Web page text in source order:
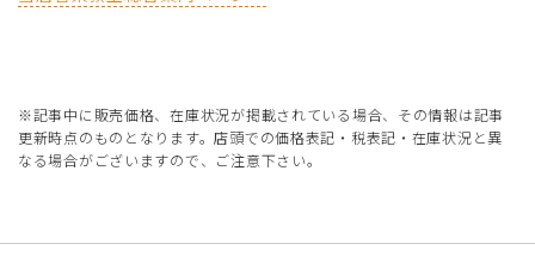
※記事中に販売価格、在庫状況が掲載されている場合、その情報は記事
更新時点のものとなります。店頭での価格表記・税表記・在庫状況と異
なる場合がございますので、ご注意下さい。